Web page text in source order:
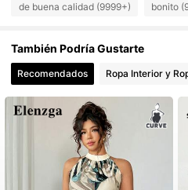
4.91 190K Seguidores
4.91
4.91
4.91 190K Seguidores
de buena calidad (9999+) bonito
También Podría Gustarte
Recomendados Ropa Interior y